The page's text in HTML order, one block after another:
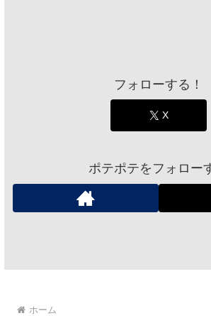
フォローする！
X
ポテポテをフォロー
ホーム